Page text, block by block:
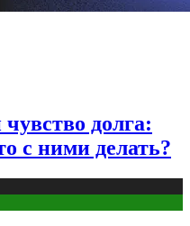
долга:
с ними делать?